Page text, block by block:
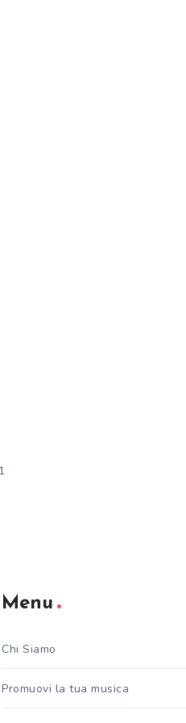
Menu
Chi Siamo
Promuovi la tua musica